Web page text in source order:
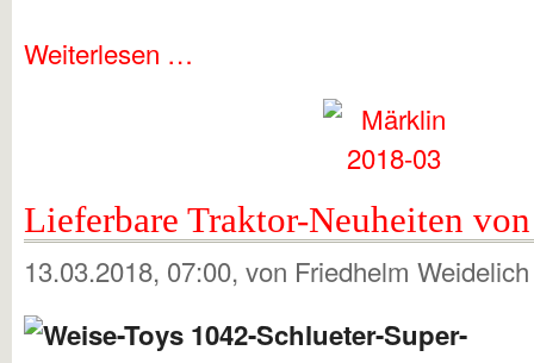
Weiterlesen …
Lieferbare Traktor-Neuheiten
13.03.2018, 07:00, von Friedhelm